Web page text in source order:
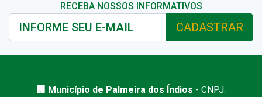
RECEBA NOSSOS INFORMATIVOS
CADASTRAR
🏢 Município de Palmeira dos Índios - CNPJ: